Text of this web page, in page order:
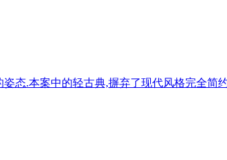
态.本案中的轻古典,摒弃了现代风格完全